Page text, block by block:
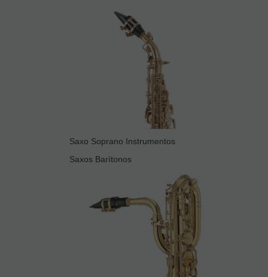
Saxo Soprano Instrumentos
Saxos Barítonos